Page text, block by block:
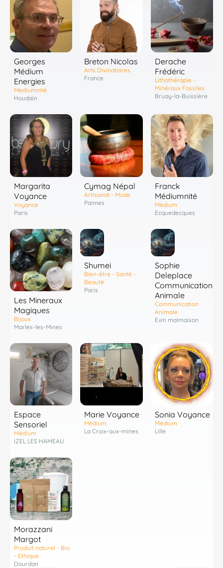
Georges
Médium
Energies
Mediumnité
Houdain
Breton Nicolas
Arts Divinatoires
France
Derache
Frédéric
Lithothérapie -
Minéraux Fossiles
Bruay-la-Buissière
Margarita
Voyance
Voyance
Paris
Cymag Népal
Artisanat - Mode
Pannes
Franck
Médiumnité
Médium
Ecquedecques
Les Mineraux
Magiques
Bijoux
Marles-les-Mines
Shumei
Bien-être - Santé -
Beauté
Paris
Sophie
Deleplace
Communication
Animale
Communication
Animale
Evin malmaison
Espace
Sensoriel
Médium
IZEL LES HAMEAU
Marie Voyance
Médium
La Croix-aux-mines
Sonia Voyance
Médium
Lille
Morazzani
Margot
Produit naturel - Bio
- Ethique
Dourdan